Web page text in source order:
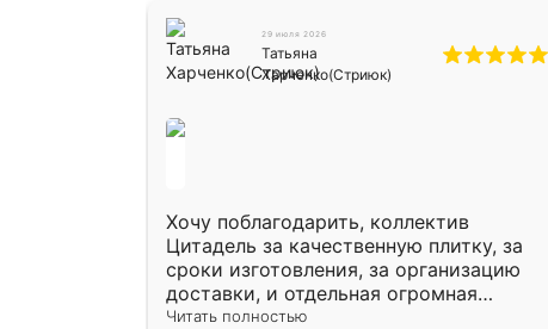
29 июля 2026
Татьяна
Харченко(Стриюк)
Хочу поблагодарить, коллектив
Цитадель за качественную плитку, за
сроки изготовления, за организацию
доставки, и отдельная огромная
благодарность за укладку плитки
Читать полностью